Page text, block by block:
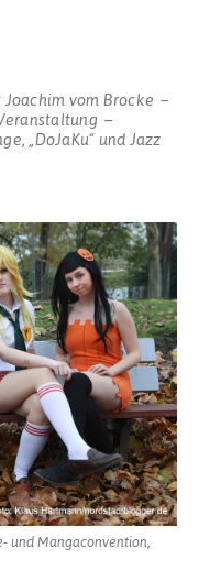
Joachim vom Brocke
„DoJaKu“ und Jazz
und Mangaconvention,